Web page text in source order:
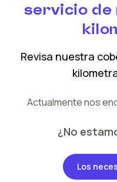
servicio de
Revisa nuestra
Actualmente nos
¿No
Los